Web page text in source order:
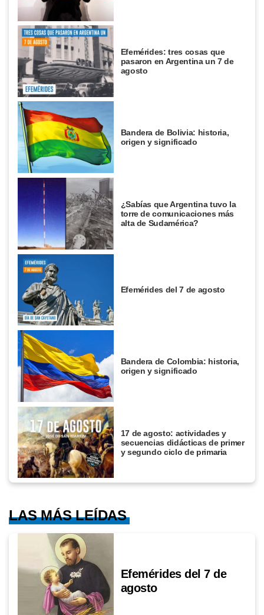
Efemérides: tres cosas que
pasaron en Argentina un 7 de
agosto
Bandera de Bolivia: historia,
origen y significado
¿Sabías que Argentina tuvo la
torre de comunicaciones más
alta de Sudamérica?
Efemérides del 7 de agosto
Bandera de Colombia: historia,
origen y significado
17 de agosto: actividades y
secuencias didácticas de primer
y segundo ciclo de primaria
LAS MÁS LEÍDAS
Efemérides del 7 de
agosto